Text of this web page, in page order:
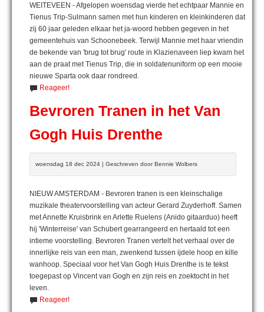
WEITEVEEN - Afgelopen woensdag vierde het echtpaar Mannie en
Tienus Trip-Sulmann samen met hun kinderen en kleinkinderen dat
zij 60 jaar geleden elkaar het ja-woord hebben gegeven in het
gemeentehuis van Schoonebeek. Terwijl Mannie met haar vriendin
de bekende van 'brug tot brug' route in Klazienaveen liep kwam het
aan de praat met Tienus Trip, die in soldatenuniform op een mooie
nieuwe Sparta ook daar rondreed.
Reageer!
Bevroren Tranen in het Van
Gogh Huis Drenthe
woensdag 18 dec 2024 | Geschreven door Bennie Wolbers
NIEUW AMSTERDAM - Bevroren tranen is een kleinschalige
muzikale theatervoorstelling van acteur Gerard Zuyderhoff. Samen
met Annette Kruisbrink en Arlette Ruelens (Anido gitaarduo) heeft
hij 'Winterreise' van Schubert gearrangeerd en hertaald tot een
intieme voorstelling. Bevroren Tranen vertelt het verhaal over de
innerlijke reis van een man, zwenkend tussen ijdele hoop en kille
wanhoop. Speciaal voor het Van Gogh Huis Drenthe is te tekst
toegepast op Vincent van Gogh en zijn reis en zoektocht in het
leven.
Reageer!